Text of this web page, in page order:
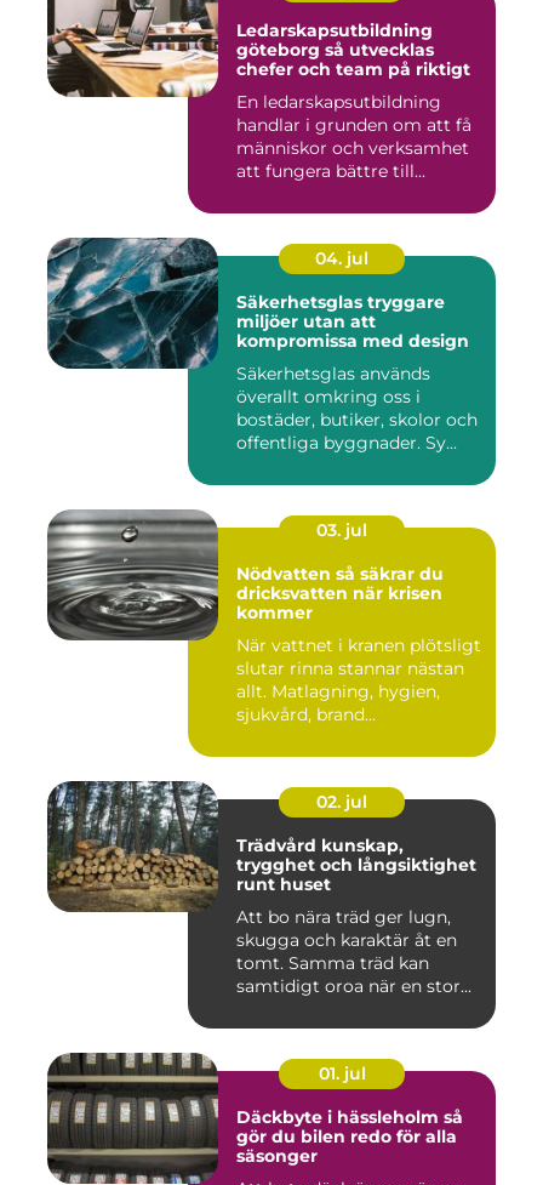
Ledarskapsutbildning
göteborg så utvecklas
chefer och team på riktigt
En ledarskapsutbildning
handlar i grunden om att få
människor och verksamhet
att fungera bättre till...
04. jul
Säkerhetsglas tryggare
miljöer utan att
kompromissa med design
Säkerhetsglas används
överallt omkring oss i
bostäder, butiker, skolor och
offentliga byggnader. Sy...
03. jul
Nödvatten så säkrar du
dricksvatten när krisen
kommer
När vattnet i kranen plötsligt
slutar rinna stannar nästan
allt. Matlagning, hygien,
sjukvård, brand...
02. jul
Trädvård kunskap,
trygghet och långsiktighet
runt huset
Att bo nära träd ger lugn,
skugga och karaktär åt en
tomt. Samma träd kan
samtidigt oroa när en stor...
01. jul
Däckbyte i hässleholm så
gör du bilen redo för alla
säsonger